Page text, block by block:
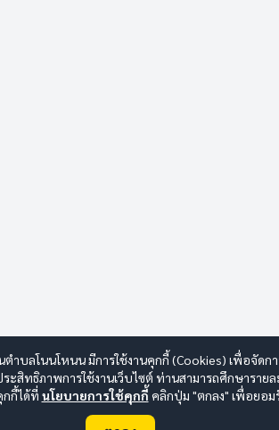
ตำบลโนนโหนน มีการใช้งานคุกกี้ (Cookies) เพื่อจัดก
สิทธิภาพการใช้งานเว็บไซต์ ท่านสามารถศึกษารายล
กกี้ได้ที่ นโยบายการใช้คุกกี้ คลิกปุ่ม "ตกลง" เพื่อยอ